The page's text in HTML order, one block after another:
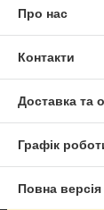
Про нас
Контакти
Доставка та
Графік
Повна версія